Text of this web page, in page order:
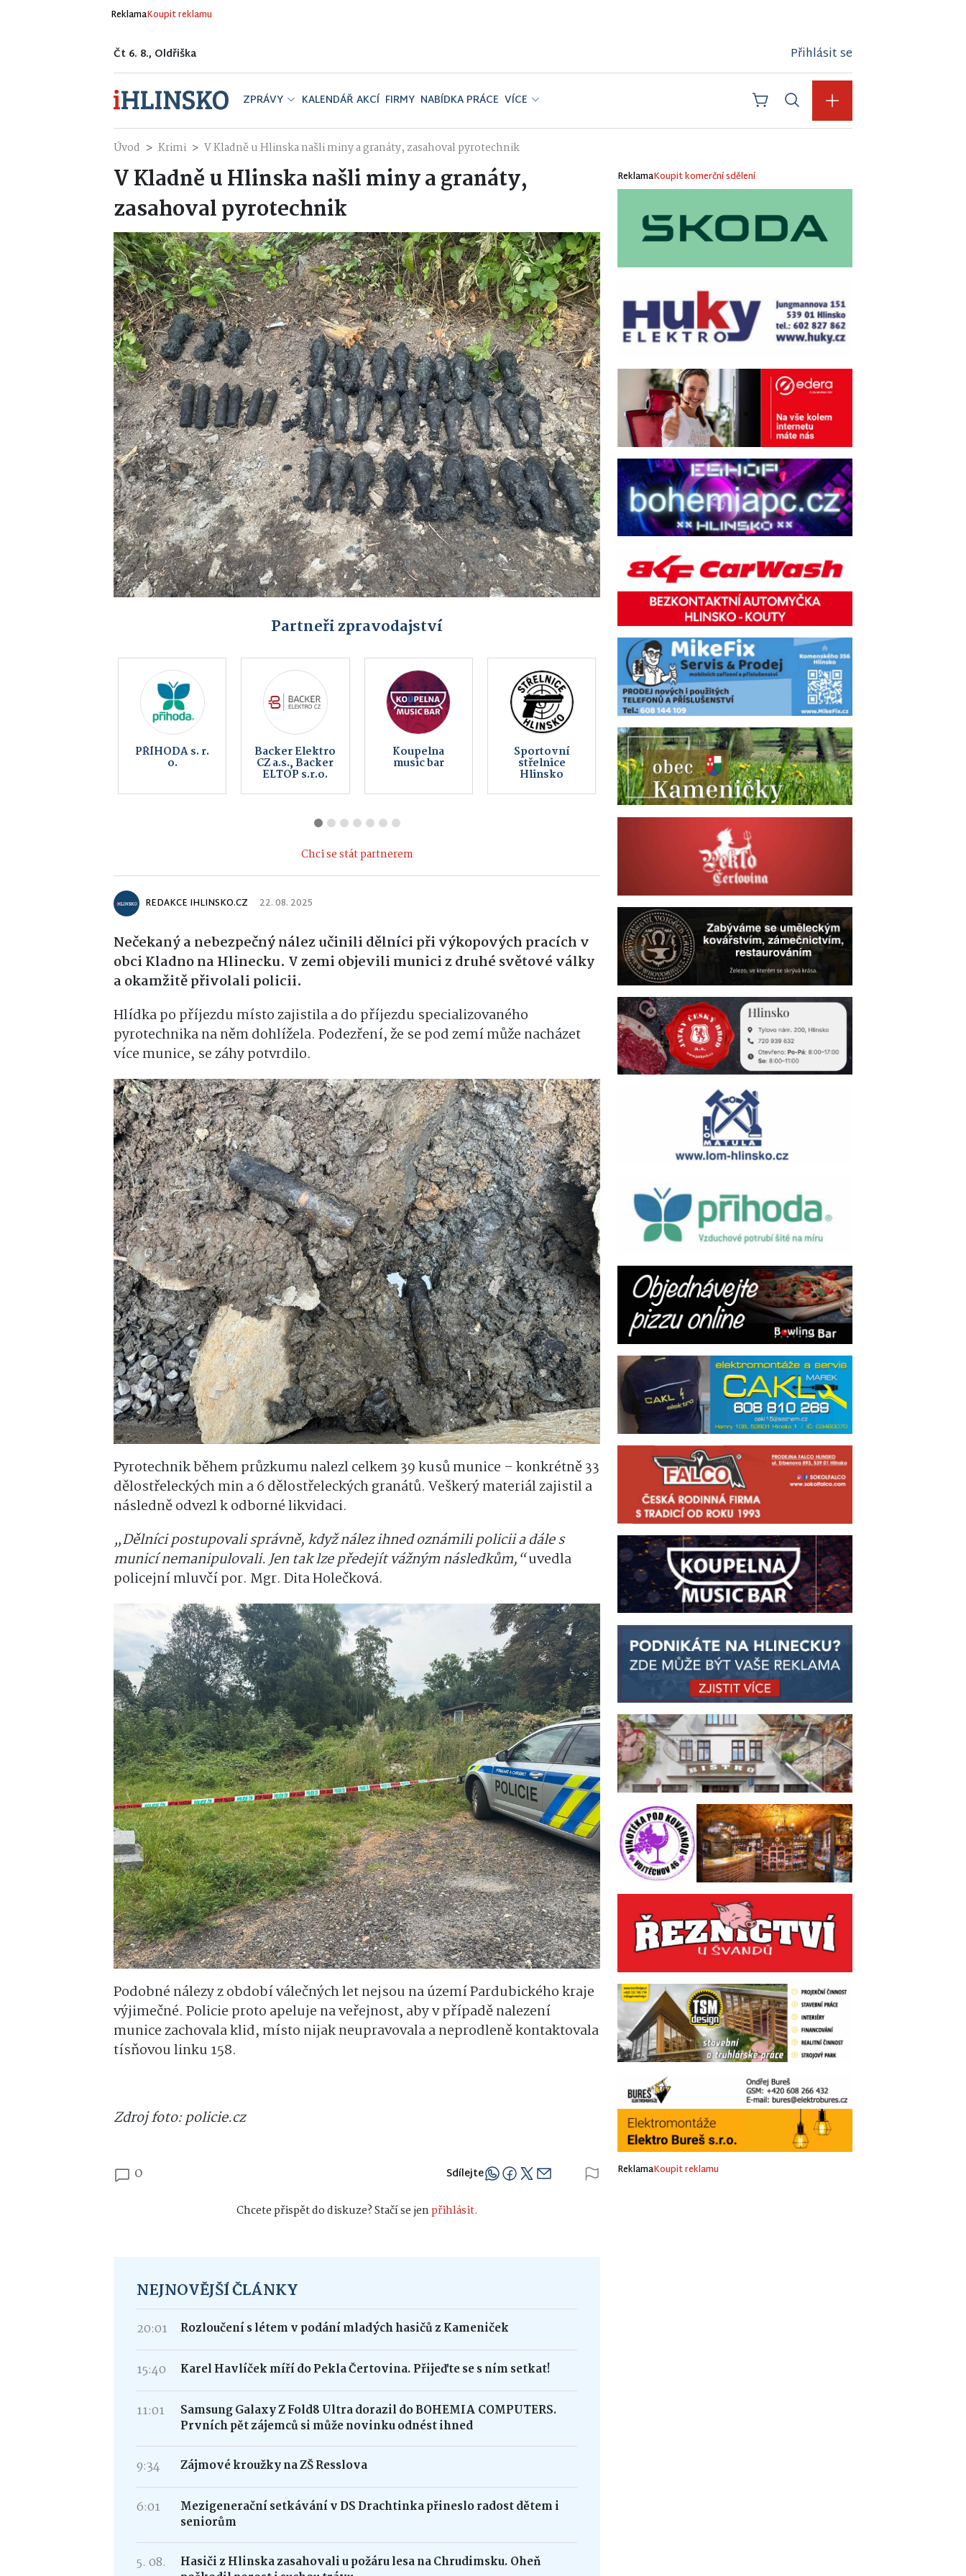
ReklamaKoupit reklamu
Čt 6. 8., Oldřiška Přihlásit se
ZPRÁVY KALENDÁŘ AKCÍ FIRMY NABÍDKA PRÁCE VÍCE
Úvod Krimi V Kladně u Hlinska našli miny a granáty, zasahoval pyrotechnik
V Kladně u Hlinska našli miny a granáty,
zasahoval pyrotechnik
Partneři zpravodajství
Obec
Kameničky
BEZKONTAKTNÍ
AUTOMYČKA
HLINSKO -
Lom Matula
Hlinsko
Multifunkční
centrum
Hlinsko
Chci se stát partnerem
REDAKCE IHLINSKO.CZ 22. 08. 2025
Nečekaný a nebezpečný nález učinili dělníci při výkopových pracích v
obci Kladno na Hlinecku. V zemi objevili munici z druhé světové války
a okamžitě přivolali policii.
Hlídka po příjezdu místo zajistila a do příjezdu specializovaného
pyrotechnika na něm dohlížela. Podezření, že se pod zemí může nacházet
více munice, se záhy potvrdilo.
Pyrotechnik během průzkumu nalezl celkem 39 kusů munice – konkrétně 33
dělostřeleckých min a 6 dělostřeleckých granátů. Veškerý materiál zajistil a
následně odvezl k odborné likvidaci.
„Dělníci postupovali správně, když nález ihned oznámili policii a dále s
municí nemanipulovali. Jen tak lze předejít vážným následkům,“uvedla
policejní mluvčí por. Mgr. Dita Holečková.
Podobné nálezy z období válečných let nejsou na území Pardubického kraje
výjimečné. Policie proto apeluje na veřejnost, aby v případě nalezení
munice zachovala klid, místo nijak neupravovala a neprodleně kontaktovala
tísňovou linku 158.
Zdroj foto: policie.cz
0 Sdílejte
Chcete přispět do diskuze? Stačí se jenpřihlásit.
NEJNOVĚJŠÍ ČLÁNKY
20:01 Rozloučení s létem v podání mladých hasičů z Kameniček
15:40 Karel Havlíček míří do Pekla Čertovina. Přijeďte se s ním setkat!
11:01
Samsung Galaxy Z Fold8 Ultra dorazil do BOHEMIA COMPUTERS.
Prvních pět zájemců si může novinku odnést ihned
9:34 Zájmové kroužky na ZŠ Resslova
6:01
Mezigenerační setkávání v DS Drachtinka přineslo radost dětem i
seniorům
5. 08.
Hasiči z Hlinska zasahovali u požáru lesa na Chrudimsku. Oheň
ReklamaKoupit komerční sdělení
ReklamaKoupit reklamu